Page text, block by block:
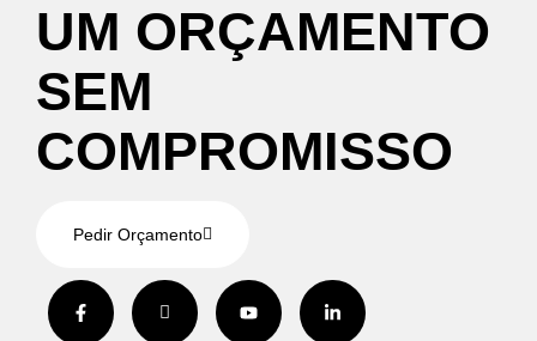
UM ORÇAMENTO
SEM
COMPROMISSO
Pedir Orçamento